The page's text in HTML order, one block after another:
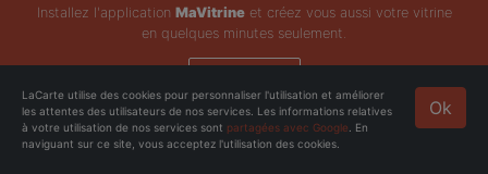
Installez l'application MaVitrineet créez vous aussi votre vitrine
en quelques minutes seulement.
En savoir plus
Copyright © ZeMAP 2026 - Tous droits réservés. Ok
LaCarte utilise des cookies pour personnaliser l'utilisation et améliorer
les attentes des utilisateurs de nos services. Les informations relatives
à votre utilisation de nos services sont partagées avec Google . En
naviguant sur ce site, vous acceptez l'utilisation des cookies.